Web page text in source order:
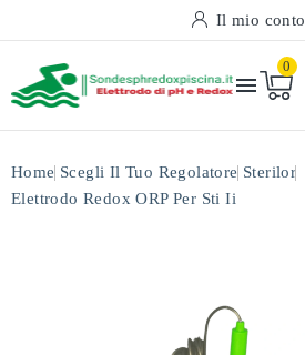
Il mio conto

0
Home Scegli Il Tuo Regolatore Sterilor
Elettrodo Redox ORP Per Sti Ii